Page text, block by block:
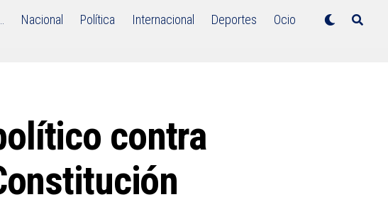
Nacional Política Internacional Deportes Ocio
contra